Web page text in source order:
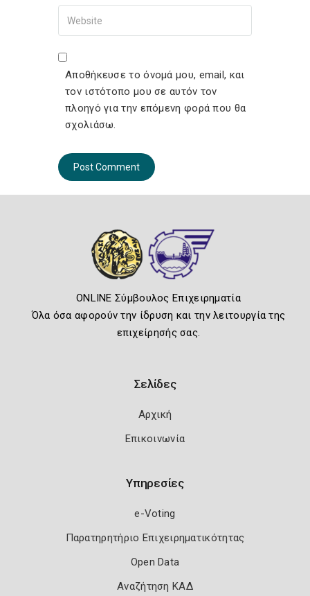
Your Website
Αποθήκευσε το όνομά μου, email, και
τον ιστότοπο μου σε αυτόν τον
πλοηγό για την επόμενη φορά που θα
σχολιάσω.
ONLINE Σύμβουλος Επιχειρηματία
Όλα όσα αφορούν την ίδρυση και την λειτουργία της
επιχείρησής σας.
Σελίδες
Αρχική
Επικοινωνία
Υπηρεσίες
e-Voting
Παρατηρητήριο Επιχειρηματικότητας
Open Data
Αναζήτηση ΚΑΔ